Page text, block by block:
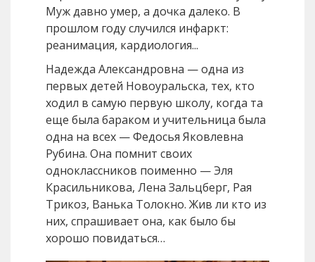
Муж давно умер, а дочка далеко. В
прошлом году случился инфаркт:
реанимация, кардиология...
Надежда Александровна — одна из
первых детей Новоуральска, тех, кто
ходил в самую первую школу, когда та
еще была бараком и учительница была
одна на всех — Федосья Яковлевна
Рубина. Она помнит своих
одноклассников поименно — Эля
Красильникова, Лена Зальцберг, Рая
Трикоз, Ванька Толокно. Жив ли кто из
них, спрашивает она, как было бы
хорошо повидаться…